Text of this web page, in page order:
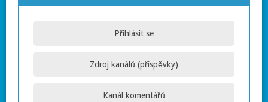
Přihlásit se
Zdroj kanálů (příspěvky)
Kanál komentářů